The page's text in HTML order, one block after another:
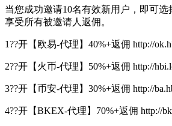
当您成功邀请10名有效新用户，即可选
享受所有被邀请人返佣。
1??开【欧易-代理】40%+返佣 http://
2??开【火币-代理】50%+返佣 http://
3??开【币安-代理】30%+返佣 http://
4??开【BKEX-代理】70%+返佣 http://